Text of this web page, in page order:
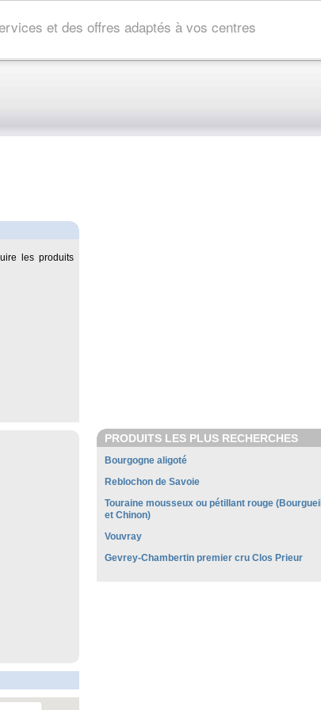
et des offres adaptés à vos centres
les produits
PRODUITS LES PLUS RECHERCHES
Bourgogne aligoté
Reblochon de Savoie
Touraine mousseux ou pétillant rouge (Bourgueil
et Chinon)
Vouvray
Gevrey-Chambertin premier cru Clos Prieur